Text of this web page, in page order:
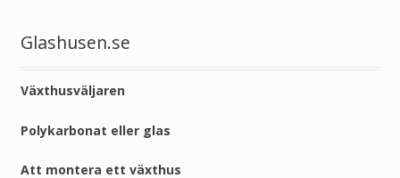
Glashusen.se
Växthusväljaren
Polykarbonat eller glas
Att montera ett växthus